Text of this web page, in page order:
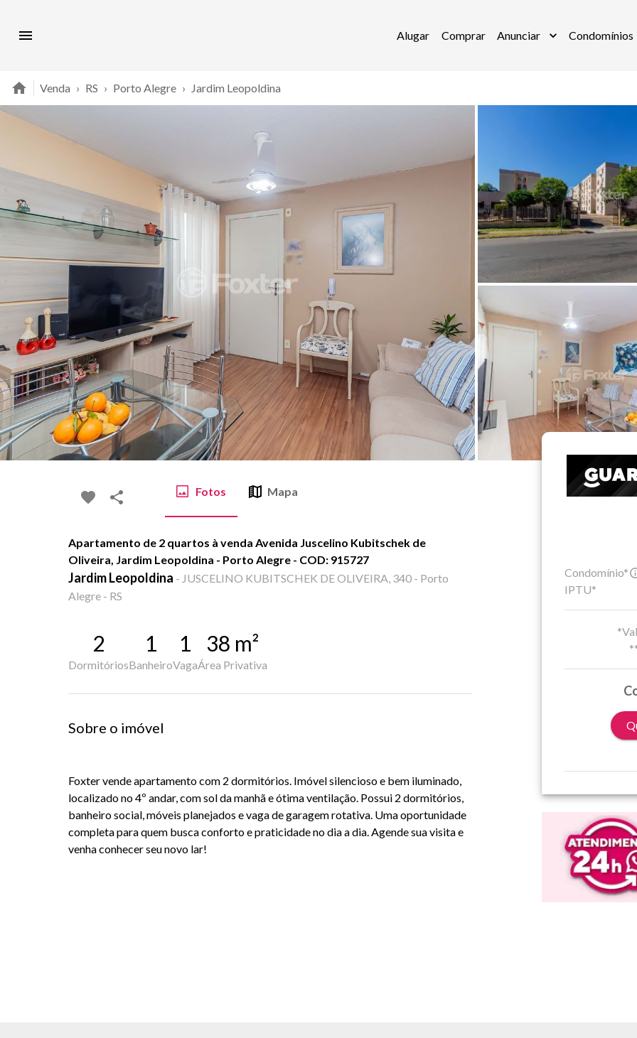
Alugar Comprar Anunciar Condomínios
Venda › RS › Porto Alegre › Jardim Leopoldina
Fotos Mapa
Apartamento de 2 quartos à venda Avenida Juscelino Kubitschek de
Oliveira, Jardim Leopoldina - Porto Alegre - COD: 915727
Jardim Leopoldina - JUSCELINO KUBITSCHEK DE OLIVEIRA, 340 - Porto
Alegre - RS
2
Dormitórios
1
Banheiro
1
Vaga
38 m²
Área Privativa
Sobre o imóvel
Foxtervende apartamento com 2 dormitórios. Imóvel silencioso e bem iluminado,
localizado no 4º andar, com sol da manhã e ótima ventilação. Possui 2 dormitórios,
banheiro social, móveis planejados e vaga de garagem rotativa. Uma oportunidade
completa para quem busca conforto e praticidade no dia a dia. Agende sua visita e
venha conhecer seu novo lar!
Condomínio*
IPTU*